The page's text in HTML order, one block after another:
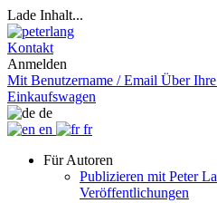
Lade Inhalt...
Kontakt
Anmelden
Mit Benutzername / Email Über
Einkaufswagen
de
en
fr
Für Autoren
Publizieren mit Peter
Veröffentlichungen